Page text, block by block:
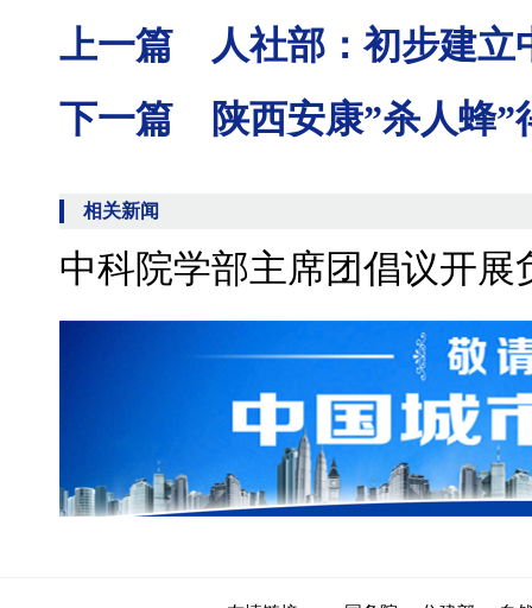
上一篇 人社部：初步建立
下一篇 陕西安康”杀人蜂”
相关新闻
中科院学部主席团倡议开